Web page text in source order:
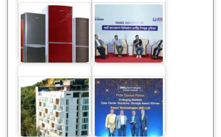
দেশি ফ্রিজে স্বপ্নপূরণ
স্মার্ট বাংলাদেশ বিনির্মাণে
‘সেন্ট্রাল ফোরাম’ গঠনের
আহ্বান
শিগগিরই উদ্বোধন হতে
যাচ্ছে হোটেল ‘বেস্ট
ওয়েস্টার্ন…
দক্ষিণ এশিয়া অঞ্চলে
ডেলের সেরা পরিবেশক
হলো স্মার্ট…